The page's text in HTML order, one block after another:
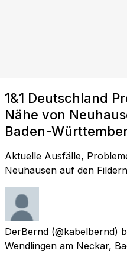
1&1 Deutschland
Nähe von
Baden-
Aktuelle Ausfälle,
Neuhausen auf den
DerBernd (@kabelbernd)
Wendlingen am Neckar,